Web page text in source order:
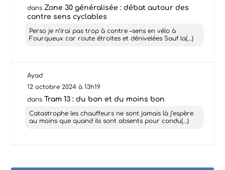
dansZone 30 généralisée : débat autour des
contre sens cyclables
Perso je n’irai pas trop à contre –sens en vélo à
Fourqueux car route étroites et dénivelées Sauf la(...)
Ayad
12 octobre 2024 à 13h19
dans Tram 13 : du bon et du moins bon
Catastrophe les chauffeurs ne sont jamais là j’espère
au moins que quand ils sont absents pour condu(...)